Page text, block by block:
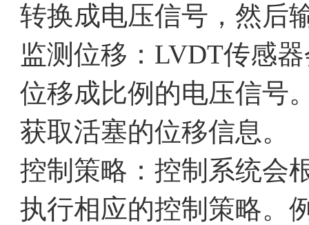
转换成电压信号，然后
监测位移：LVDT传感
位移成比例的电压信号
获取活塞的位移信息。
控制策略：控制系统会
执行相应的控制策略。